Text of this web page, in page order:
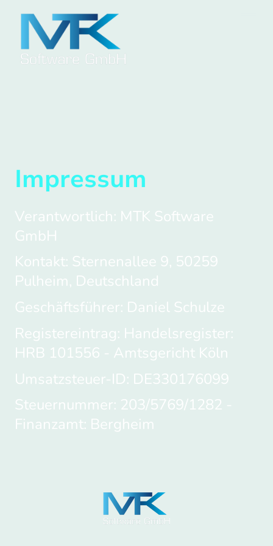
Impressum
Verantwortlich: MTK Software
GmbH
Kontakt: Sternenallee 9, 50259
Pulheim, Deutschland
Geschäftsführer: Daniel Schulze
Registereintrag: Handelsregister:
HRB 101556 - Amtsgericht Köln
Umsatzsteuer-ID: DE330176099
Steuernummer: 203/5769/1282 -
Finanzamt: Bergheim